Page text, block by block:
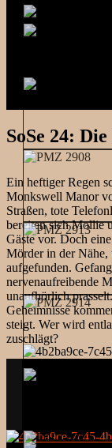
SoSe 24:
Ein heftiger Regen
Monkswell Manor
Straßen, tote
bereiten sich Mollie
Gäste vor. Doch
Mörder in der
aufgefunden.
nervenaufreibende
unaufhörlich
Geheimnisse
steigt. Wer wird
zuschlägt?